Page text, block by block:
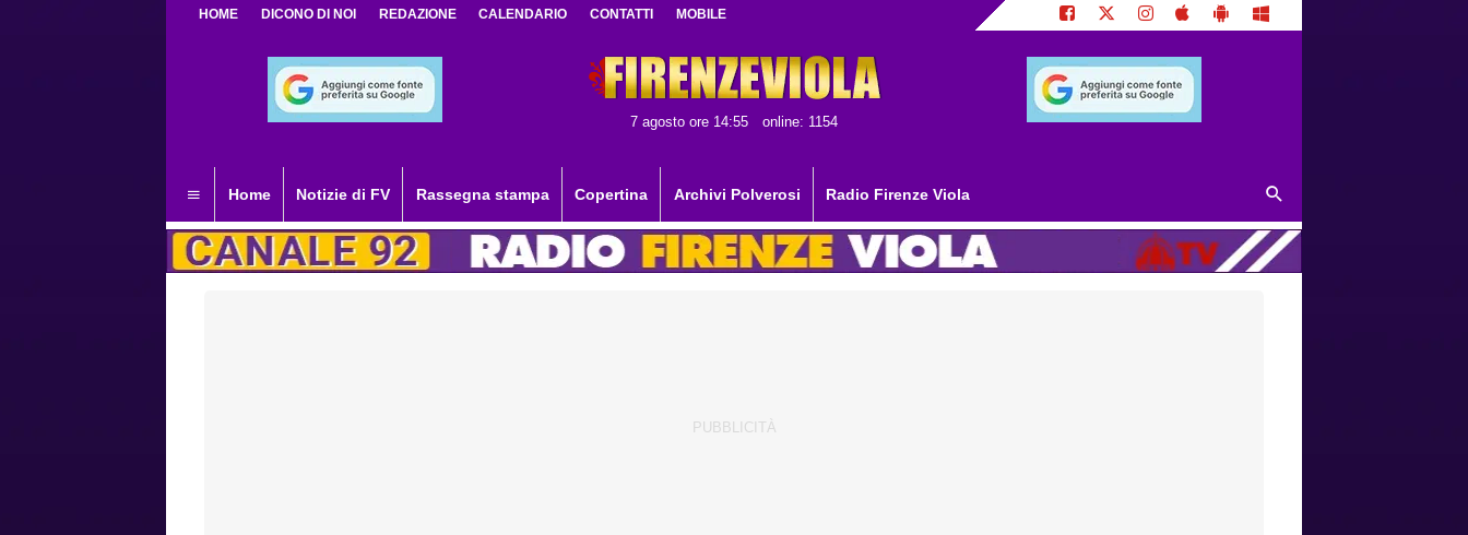
HOME DICONO DI NOI REDAZIONE CALENDARIO CONTATTI MOBILE
7 agosto ore 14:55 online: 1154
Home Notizie di FV Rassegna stampa Copertina Archivi Polverosi Radio Firenze Viola